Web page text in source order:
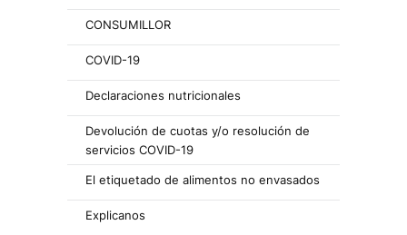
CONSUMILLOR
COVID-19
Declaraciones nutricionales
Devolución de cuotas y/o resolución de
servicios COVID-19
El etiquetado de alimentos no envasados
Explicanos